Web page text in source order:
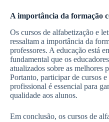
A importância da formação
Os cursos de alfabetização e
ressaltam a importância da
professores. A educação está
fundamental que os
atualizados sobre as melhores
Portanto, participar de cursos
profissional é essencial para
qualidade aos alunos.
Em conclusão, os cursos de